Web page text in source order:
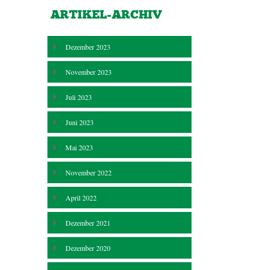
ARTIKEL-ARCHIV
Dezember 2023
November 2023
Juli 2023
Juni 2023
Mai 2023
November 2022
April 2022
Dezember 2021
Dezember 2020